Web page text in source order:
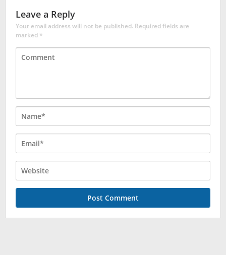
Leave a Reply
Your email address will not be published. Required fields are
marked*